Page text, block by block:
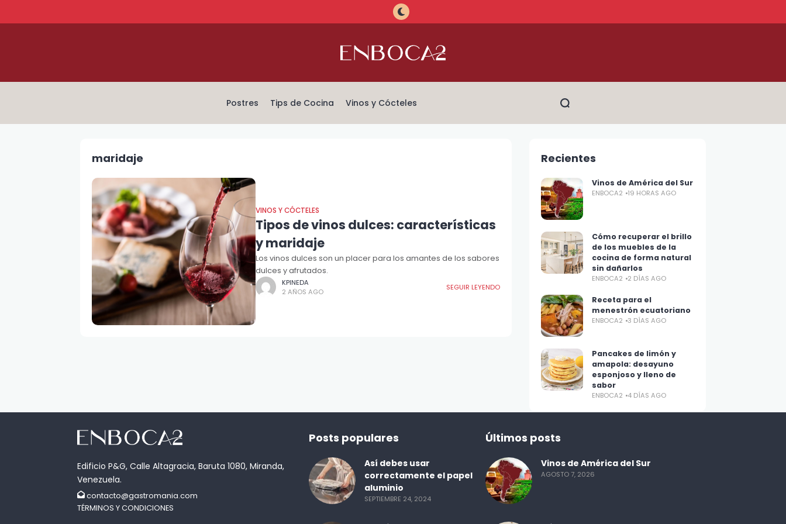
Postres Tips de Cocina Vinos y Cócteles
maridaje
VINOS Y CÓCTELES
Tipos de vinos dulces: características
y maridaje
Los vinos dulces son un placer para los amantes de los sabores
dulces y afrutados.
KPINEDA
2 AÑOS AGO
SEGUIR LEYENDO
Recientes
Vinos de América del Sur
ENBOCA2 19 HORAS AGO
Cómo recuperar el brillo
de los muebles de la
cocina de forma natural
sin dañarlos
ENBOCA2 2 DÍAS AGO
Receta para el
menestrón ecuatoriano
ENBOCA2 3 DÍAS AGO
Pancakes de limón y
amapola: desayuno
esponjoso y lleno de
sabor
ENBOCA2 4 DÍAS AGO
Edificio P&G, Calle Altagracia, Baruta 1080, Miranda,
Venezuela.
contacto@gastromania.com
TÉRMINOS Y CONDICIONES
Posts populares
Así debes usar
correctamente el papel
aluminio
SEPTIEMBRE 24, 2024
Últimos posts
Vinos de América del Sur
AGOSTO 7, 2026